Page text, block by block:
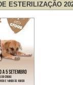
ESTERILIZAÇÃO